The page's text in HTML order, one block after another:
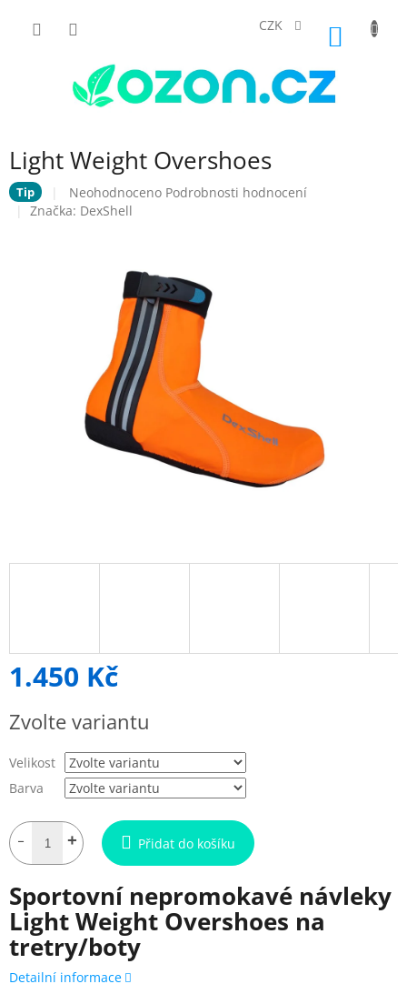
CZK
Light Weight Overshoes
Tip
Průměrné
hodnocení
hvězdiček.
Neohodnoceno Podrobnosti hodnocení
Značka: DexShell
1.450 Kč
cena:
Zvolte variantu
Velikost
Barva
Přidat do košíku
Sportovní nepromokavé návleky
Light Weight Overshoes na
tretry/boty
Detailní informace